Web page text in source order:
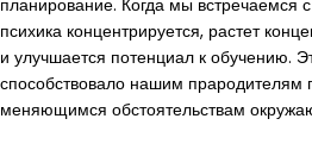
планирование. Когда мы встречаемся
психика концентрируется, растет
и улучшается потенциал к обучению.
способствовало нашим прародителям
меняющимся обстоятельствам